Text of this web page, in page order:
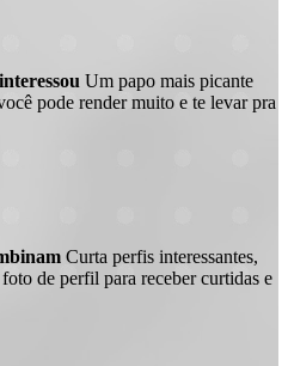
Um papo mais picante
pode render muito e te levar pra
Curta perfis interessantes,
de perfil para receber curtidas e